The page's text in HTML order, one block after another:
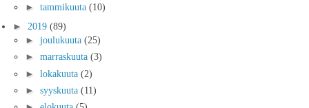
► tammikuuta (10)
► 2019 (89)
► joulukuuta (25)
► marraskuuta (3)
► lokakuuta (2)
► syyskuuta (11)